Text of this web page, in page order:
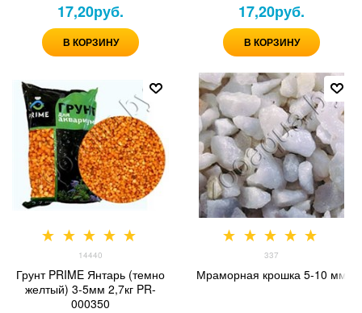
17,20руб.
В КОРЗИНУ
17,20руб.
В КОРЗИНУ
14440
Грунт PRIME Янтарь (темно
желтый) 3-5мм 2,7кг PR-
000350
337
Мраморная крошка 5-10 мм